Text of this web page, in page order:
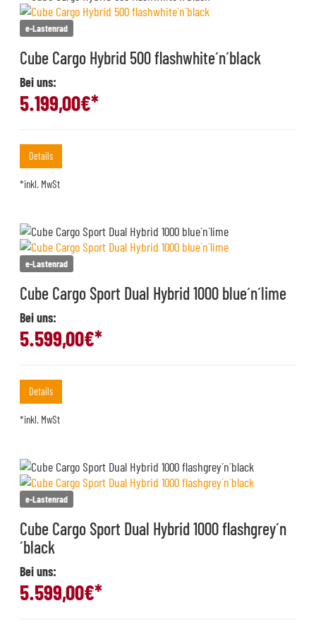
e-Lastenrad
Cube Cargo Hybrid 500 flashwhite´n´black
Bei uns:
5.199,00€*
Details
*inkl. MwSt
e-Lastenrad
Cube Cargo Sport Dual Hybrid 1000 blue´n´lime
Bei uns:
5.599,00€*
Details
*inkl. MwSt
e-Lastenrad
Cube Cargo Sport Dual Hybrid 1000 flashgrey´n
´black
Bei uns:
5.599,00€*